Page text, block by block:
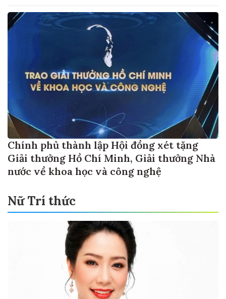
Chính phủ thành lập Hội đồng xét tặng
Giải thưởng Hồ Chí Minh, Giải thưởng Nhà
nước về khoa học và công nghệ
Nữ Trí thức